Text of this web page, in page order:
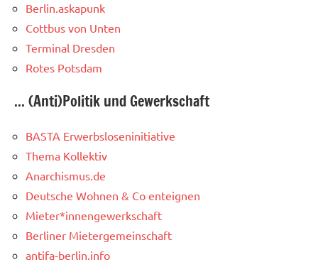
Berlin.askapunk
Cottbus von Unten
Terminal Dresden
Rotes Potsdam
... (Anti)Politik und Gewerkschaft
BASTA Erwerbsloseninitiative
Thema Kollektiv
Anarchismus.de
Deutsche Wohnen & Co enteignen
Mieter*innengewerkschaft
Berliner Mietergemeinschaft
antifa-berlin.info